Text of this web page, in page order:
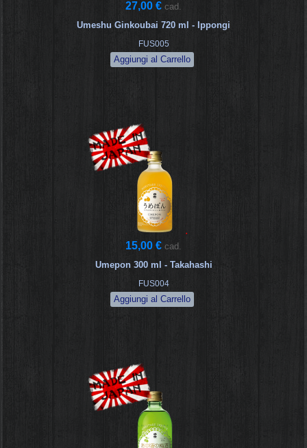
27,00 € cad.
Umeshu Ginkoubai 720 ml - Ippongi
FUS005
15,00 € cad.
Umepon 300 ml - Takahashi
FUS004